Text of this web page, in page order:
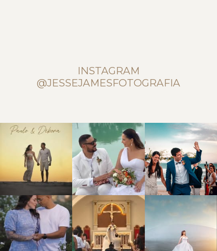
INSTAGRAM
@JESSEJAMESFOTOGRAFIA